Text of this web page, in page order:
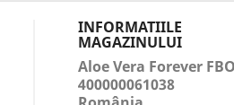
INFORMATIILE
MAGAZINULUI
Aloe Vera Forever FBO
400000061038